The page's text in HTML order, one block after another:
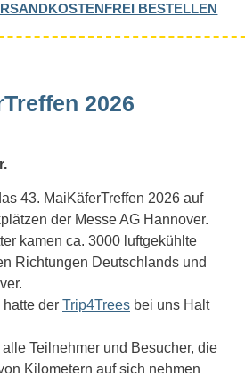
BESTELLEN
2026
43. MaiKäferTreffen 2026 auf
der Messe AG Hannover.
kamen ca. 3000 luftgekühlte
Richtungen Deutschlands und
der Trip4Trees bei uns Halt
Teilnehmer und Besucher, die
Kilometern auf sich nehmen